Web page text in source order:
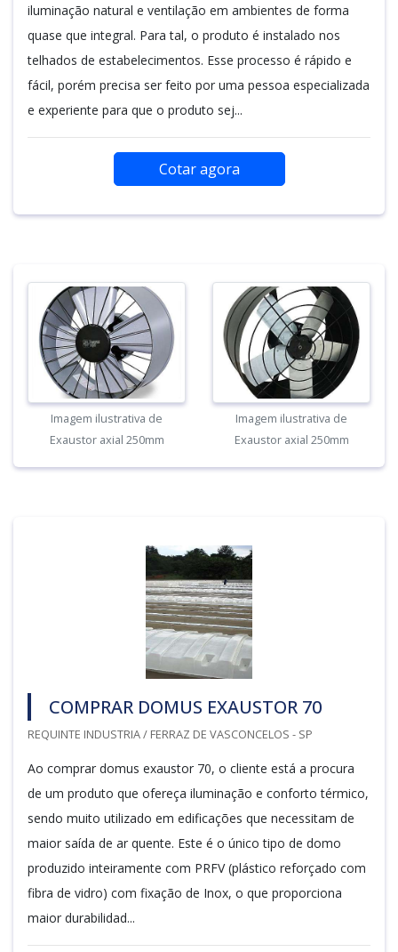
iluminação natural e ventilação em ambientes de forma
quase que integral. Para tal, o produto é instalado nos
telhados de estabelecimentos. Esse processo é rápido e
fácil, porém precisa ser feito por uma pessoa especializada
e experiente para que o produto sej...
Cotar agora
Imagem ilustrativa de
Exaustor axial 250mm
Imagem ilustrativa de
Exaustor axial 250mm
COMPRAR DOMUS EXAUSTOR 70
REQUINTE INDUSTRIA / FERRAZ DE VASCONCELOS - SP
Ao comprar domus exaustor 70, o cliente está a procura
de um produto que ofereça iluminação e conforto térmico,
sendo muito utilizado em edificações que necessitam de
maior saída de ar quente. Este é o único tipo de domo
produzido inteiramente com PRFV (plástico reforçado com
fibra de vidro) com fixação de Inox, o que proporciona
maior durabilidad...